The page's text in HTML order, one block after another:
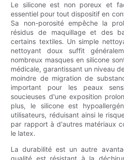
Le silicone est non poreux et
essentiel pour tout dispositif en
Sa non-porosité empêche la
résidus de maquillage et des
certains textiles. Un simple
nettoyant doux suffit
nombreux masques en silicone
médicale, garantissant un niveau
moindre de migration de
important pour les peaux
soucieuses d'une exposition
plus, le silicone est
utilisateurs, réduisant ainsi le
par rapport à d'autres matériaux
le latex.
La durabilité est un autre